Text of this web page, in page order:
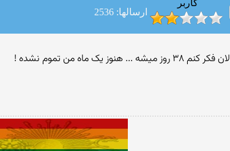
کاربر
ارسالها: 2536